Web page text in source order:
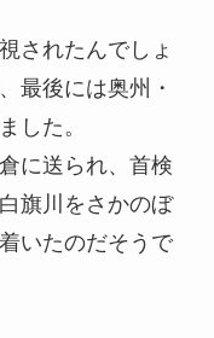
されたんでしょ
最後には奥州・
した。
に送られ、首検
旗川をさかのぼ
いたのだそうで